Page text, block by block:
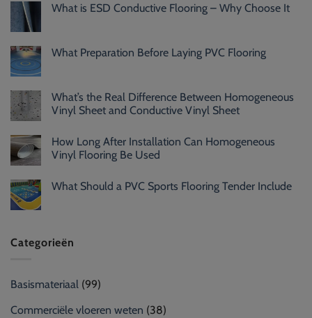
What is ESD Conductive Flooring – Why Choose It
What Preparation Before Laying PVC Flooring
What’s the Real Difference Between Homogeneous
Vinyl Sheet and Conductive Vinyl Sheet
How Long After Installation Can Homogeneous
Vinyl Flooring Be Used
What Should a PVC Sports Flooring Tender Include
Categorieën
Basismateriaal (99)
Commerciële vloeren weten (38)